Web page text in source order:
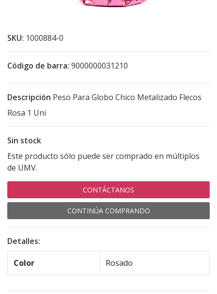
SKU: 1000884-0
Código de barra: 9000000031210
Descripción Peso Para Globo Chico Metalizado Flecos
Rosa 1 Uni
Sin stock
Este producto sólo puede ser comprado en múltiplos
de UMV.
CONTÁCTANOS
CONTINÚA COMPRANDO
Detalles:
Color Rosado